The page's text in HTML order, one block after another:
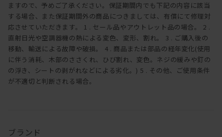
ますので、予めご了承ください。保証期間内でも下記の内容に該当
する場合、また保証期間外の商品につきましては、有償にて修理対
応させていただきます。 1 . セール品やアウトレット品の場合。 2 .
直射日光や空調器機の熱による変色、変形、割れ。 3 . ご購入後の
移動、輸送による故障や破損。 4 . 商品または部品の経年変化(使用
に伴う消耗、木部のささくれ、ひび割れ、変色。ネジの緩みや釘の
の浮き、シートの剥がれなどによる劣化。) 5 . その他、ご使用条件
が不適切と判断される場合。
ブランド